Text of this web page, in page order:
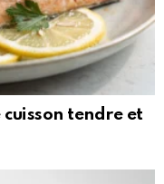
tendre et